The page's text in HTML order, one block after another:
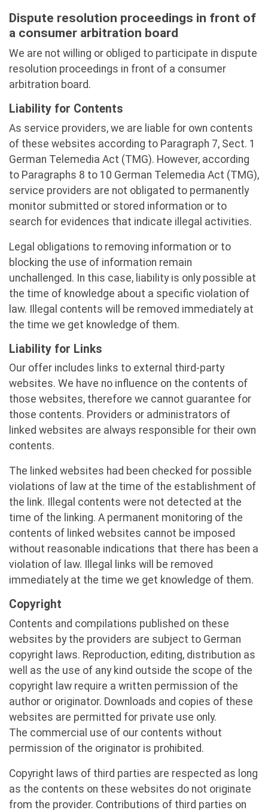
Dispute resolution proceedings in front of
a consumer arbitration board
We are not willing or obliged to participate in dispute
resolution proceedings in front of a consumer
arbitration board.
Liability for Contents
As service providers, we are liable for own contents
of these websites according to Paragraph 7, Sect. 1
German Telemedia Act (TMG). However, according
to Paragraphs 8 to 10 German Telemedia Act (TMG),
service providers are not obligated to permanently
monitor submitted or stored information or to
search for evidences that indicate illegal activities.
Legal obligations to removing information or to
blocking the use of information remain
unchallenged. In this case, liability is only possible at
the time of knowledge about a specific violation of
law. Illegal contents will be removed immediately at
the time we get knowledge of them.
Liability for Links
Our offer includes links to external third-party
websites. We have no influence on the contents of
those websites, therefore we cannot guarantee for
those contents. Providers or administrators of
linked websites are always responsible for their own
contents.
The linked websites had been checked for possible
violations of law at the time of the establishment of
the link. Illegal contents were not detected at the
time of the linking. A permanent monitoring of the
contents of linked websites cannot be imposed
without reasonable indications that there has been a
violation of law. Illegal links will be removed
immediately at the time we get knowledge of them.
Copyright
Contents and compilations published on these
websites by the providers are subject to German
copyright laws. Reproduction, editing, distribution as
well as the use of any kind outside the scope of the
copyright law require a written permission of the
author or originator. Downloads and copies of these
websites are permitted for private use only.
The commercial use of our contents without
permission of the originator is prohibited.
Copyright laws of third parties are respected as long
as the contents on these websites do not originate
from the provider. Contributions of third parties on